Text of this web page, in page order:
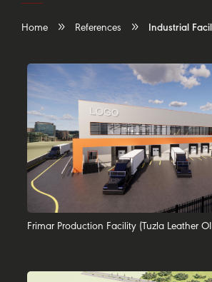
Home 9 References 9 Industrial
Frimar Production Facility (Tuzla Leather